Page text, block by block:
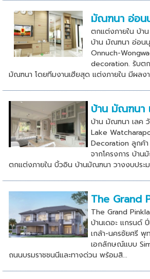
มัณฑนา อ่อน
ตกแต่งภายใน บ้า
บ้าน มัณฑนา อ่อน
Onnuch-
decoration. รับต
มัณฑนา โดยทีมงานเฮียสุด แต่งภายใน มีผลงา
บ้าน มัณฑนา
บ้าน มัณฑนา เลค
Lake
Decoration ลูกค้า
จากโครงการ บ้า
ตกแต่งภายใน บิ้วอิน บ้านมัณฑนา วางงบประม
The Grand
The Grand
บ้านเดอะ แกรนด์
เกล้า-นครชัยศรี
เอกลักษณ์แบบ
ถนนบรมราชชนนีและทางด่วน พร้อมสิ...